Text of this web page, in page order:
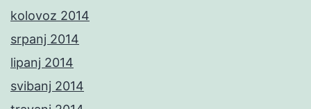
kolovoz 2014
srpanj 2014
lipanj 2014
svibanj 2014